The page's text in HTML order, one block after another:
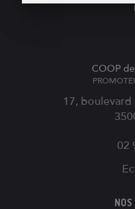
COOP
17, boulevard
02
NOS